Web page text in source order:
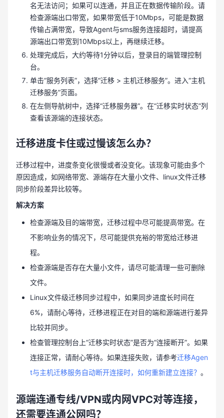
名无法访问；如果可以连通，并且正在数据传输阶段。请
检查源端出口带宽，如果带宽低于10Mbps，可能是数据
传输占满带宽，导致Agent与sms服务连接超时，请提高
源端出口带宽到10Mbps以上，再继续迁移。
处理完成后，大约等待1分钟以后，登录目的端管理控制
台。
单击“服务列表”，选择“迁移 > 主机迁移服务”。进入“主机
迁移服务”页面。
在左侧导航树中，选择“迁移服务器”。在“迁移实时状态”列
查看该源端的连接状态。
迁移进度卡住或过慢该怎么办？
迁移过程中，进度条变化很慢或者没变化。该现象可能由多个
原因造成，如网络带宽、源端存在大量小文件、linux文件迁移
同步阶段差异比较等。
解决方案
检查源端及目的端带宽，迁移过程中尽可能提高带宽。在
不影响业务的情况下，尽可能提供充裕的带宽给迁移进
程。
检查源端是否存在大量小文件，请尽可能清理一些可删除
文件。
Linux文件级迁移同步过程中，如果同步进度长时间在
6%，请耐心等待，迁移进程正在对目的端和源端进行差异
比较并同步。
检查管理控制台上“迁移实时状态”是否为“连接断开”。如果
连接正常，请耐心等待。如果连接失败，请参考迁移Agen
t与主机迁移服务自动断开连接时，如何重新建立连接？ 。
源端连通专线/VPN或内网VPC对等连接，
还需要连通公网吗？